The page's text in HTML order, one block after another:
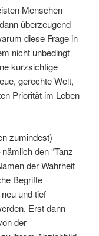
Menschen
überzeugend
diese Frage in
nicht unbedingt
kurzsichtige
gerechte Welt,
Priorität im Leben
zumindest)
den “Tanz
der Wahrheit
Begriffe
und tief
Erst dann
der